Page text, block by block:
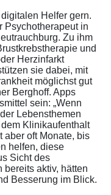
Helfer gern.
Psychotherapeut in
Zu ihm
und
Herzinfarkt
sie dabei, mit
möglichst gut
Berghoff. Apps
sein: „Wenn
Lebensthemen
Klinikaufenthalt
aber oft Monate, bis
helfen, diese
Sicht des
aktiv, hätten
Besserung im Blick.